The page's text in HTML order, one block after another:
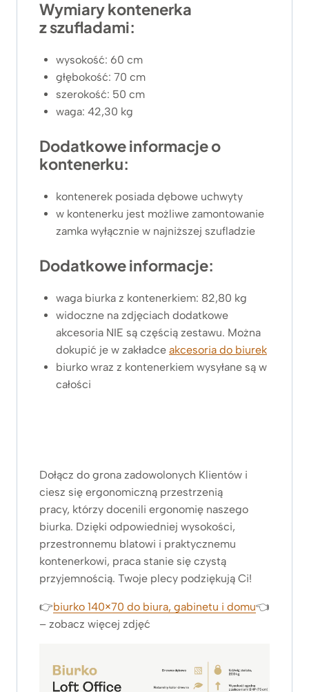
Wymiary kontenerka
z szufladami:
wysokość: 60 cm
głębokość: 70 cm
szerokość: 50 cm
waga: 42,30 kg
Dodatkowe informacje o
kontenerku:
kontenerek posiada dębowe uchwyty
w kontenerku jest możliwe zamontowanie
zamka wyłącznie w najniższej szufladzie
Dodatkowe informacje:
waga biurka z kontenerkiem: 82,80 kg
widoczne na zdjęciach dodatkowe
akcesoria NIE są częścią zestawu. Można
dokupić je w zakładce akcesoria do biurek
biurko wraz z kontenerkiem wysyłane są w
całości
Dołącz do grona zadowolonych Klientów i
ciesz się ergonomiczną przestrzenią
pracy, którzy docenili ergonomię naszego
biurka. Dzięki odpowiedniej wysokości,
przestronnemu blatowi i praktycznemu
kontenerkowi, praca stanie się czystą
przyjemnością. Twoje plecy podziękują Ci!
👉biurko 140×70 do biura, gabinetu i domu👈
– zobacz więcej zdjęć